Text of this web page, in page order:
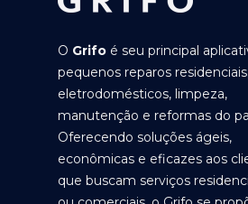
O Grifo é seu principal
pequenos reparos
eletrodomésticos, limpeza,
manutenção e reformas do
Oferecendo soluções ágeis,
econômicas e eficazes aos
que buscam serviços